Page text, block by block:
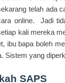
telah ada
online. Jadi
kali mereka
ibu bapa boleh
Sistem yang
SAPS